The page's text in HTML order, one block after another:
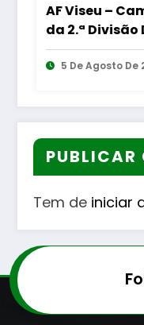
Distrital –
PUBLICAR
Tem de iniciar